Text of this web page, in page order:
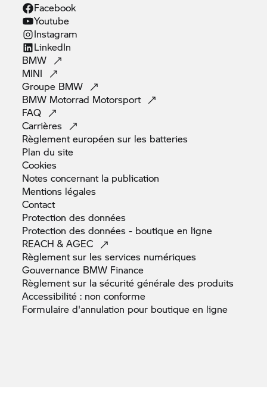
Facebook
Youtube
Instagram
LinkedIn
BMW
MINI
Groupe BMW
BMW Motorrad Motorsport
FAQ
Carrières
Règlement européen sur les batteries
Plan dusite
Cookies
Notes concernant la publication
Mentions légales
Contact
Protection desdonnées
Protection des données - boutique en ligne
REACH &AGEC
Règlement sur les services numériques
Gouvernance BMW Finance
Règlement sur la sécurité générale des produits
Accessibilité : nonconforme
Formulaire d'annulation pour boutique en ligne